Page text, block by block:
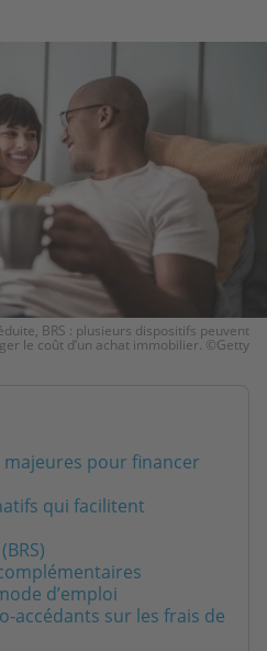
BRS : plusieurs dispositifs peuvent
le coût d’un achat immobilier. ©Getty
majeures pour financer
qui facilitent
d’emploi
accédants sur les frais de